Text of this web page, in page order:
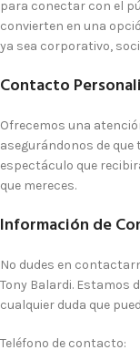
para conectar con el
convierten en una
ya sea corporativo,
Contacto
Ofrecemos una
asegurándonos de que
espectáculo que
que mereces.
Información de
No dudes en
Tony Balardi. Estamos
cualquier duda que
Teléfono de contacto: